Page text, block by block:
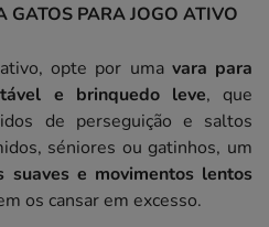
GATOS PARA JOGO ATIVO
opte por uma vara para
e brinquedo leve, que
de perseguição e saltos
séniores ou gatinhos, um
suaves e movimentos lentos
os cansar em excesso.